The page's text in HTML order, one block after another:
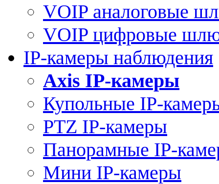
VOIP аналоговые
VOIP цифровые
IP-камеры наблюдения
Axis IP-камеры
Купольные IP-
PTZ IP-камеры
Панорамные IP-
Мини IP-камеры